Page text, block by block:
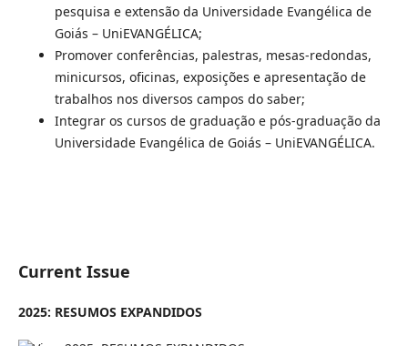
pesquisa e extensão da Universidade Evangélica de
Goiás – UniEVANGÉLICA;
Promover conferências, palestras, mesas-redondas,
minicursos, oficinas, exposições e apresentação de
trabalhos nos diversos campos do saber;
Integrar os cursos de graduação e pós-graduação da
Universidade Evangélica de Goiás – UniEVANGÉLICA.
Current Issue
2025: RESUMOS EXPANDIDOS